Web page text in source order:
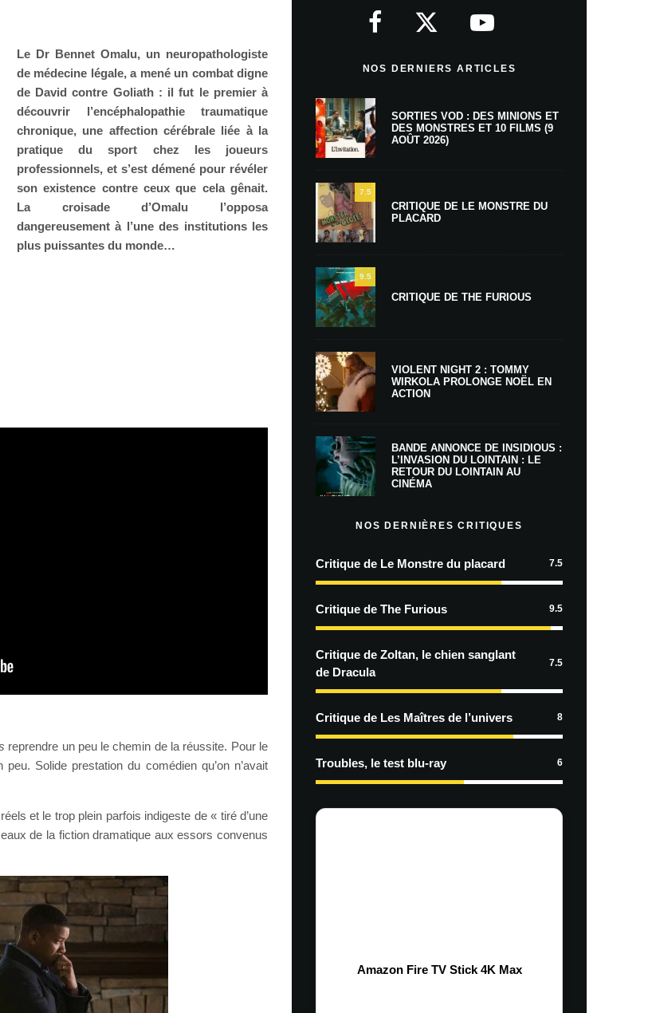
Le Dr Bennet Omalu, un neuropathologiste
de médecine légale, a mené un combat digne
de David contre Goliath : il fut le premier à
découvrir l’encéphalopathie traumatique
chronique, une affection cérébrale liée à la
pratique du sport chez les joueurs
professionnels, et s’est démené pour révéler
son existence contre ceux que cela gênait.
La croisade d’Omalu l’opposa
dangereusement à l’une des institutions les
plus puissantes du monde…
reprendre un peu le chemin de la réussite. Pour le
Solide prestation du comédien qu’on n’avait
et le trop plein parfois indigeste de « tiré d’une
de la fiction dramatique aux essors convenus
NOS DERNIERS ARTICLES
SORTIES VOD : DES MINIONS ET
DES MONSTRES ET 10 FILMS (9
AOÛT 2026)
7.5
CRITIQUE DE LE MONSTRE DU
PLACARD
9.5
CRITIQUE DE THE FURIOUS
VIOLENT NIGHT 2 : TOMMY
WIRKOLA PROLONGE NOËL EN
ACTION
BANDE ANNONCE DE INSIDIOUS :
L’INVASION DU LOINTAIN : LE
RETOUR DU LOINTAIN AU
CINÉMA
NOS DERNIÈRES CRITIQUES
Critique de Le Monstre du placard 7.5
Critique de The Furious 9.5
Critique de Zoltan, le chien sanglant
de Dracula
7.5
Critique de Les Maîtres de l’univers 8
Troubles, le test blu-ray 6
Amazon Fire TV Stick 4K Max